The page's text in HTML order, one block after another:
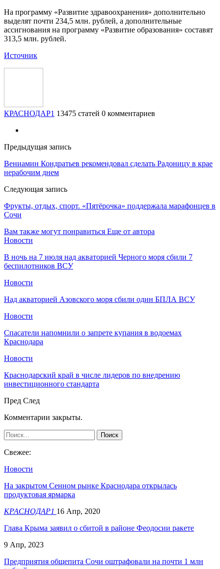
На программу «Развитие здравоохранения» дополнительно
выделят почти 234,5 млн. рублей, а дополнительные
ассигнования на программу «Развитие образования» составят
313,5 млн. рублей.
Источник
КРАСНОДАР1 13475 статей 0 комментариев
Предыдущая запись
Вениамин Кондратьев рекомендовал сделать Радоницу в крае
нерабочим днем
Следующая запись
Фрукты, отдых, спорт. «Пятёрочка» поддержала марафонцев в
Сочи
Вам также могут понравиться Еще от автора
Новости
В ночь на 7 июля над акваторией Черного моря сбили 7
беспилотников ВСУ
Новости
Над акваторией Азовского моря сбили один БПЛА ВСУ
Новости
Спасатели напомнили о запрете купания в водоемах
Краснодара
Новости
Краснодарский край в числе лидеров по внедрению
инвестиционного стандарта
Пред След
Комментарии закрыты.
Свежее:
Новости
На закрытом Сенном рынке Краснодара открылась
продуктовая ярмарка
КРАСНОДАР1 16 Апр, 2020
Глава Крыма заявил о сбитой в районе Феодосии ракете
9 Апр, 2023
Предприятия общепита Сочи оштрафовали на почти 1 млн